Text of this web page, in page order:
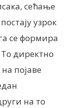
сећање
узрок
се формира
директно
појаве
на то